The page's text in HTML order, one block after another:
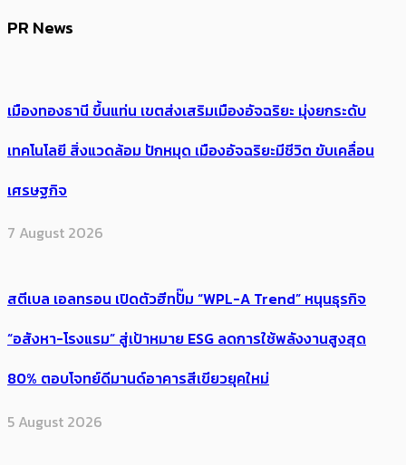
PR News
เมืองทองธานี ขึ้นแท่น เขตส่งเสริมเมืองอัจฉริยะ มุ่งยกระดับ
เทคโนโลยี สิ่งแวดล้อม ปักหมุด เมืองอัจฉริยะมีชีวิต ขับเคลื่อน
เศรษฐกิจ
7 August 2026
สตีเบล เอลทรอน เปิดตัวฮีทปั๊ม “WPL-A Trend” หนุนธุรกิจ
“อสังหา-โรงแรม” สู่เป้าหมาย ESG ลดการใช้พลังงานสูงสุด
80% ตอบโจทย์ดีมานด์อาคารสีเขียวยุคใหม่
5 August 2026